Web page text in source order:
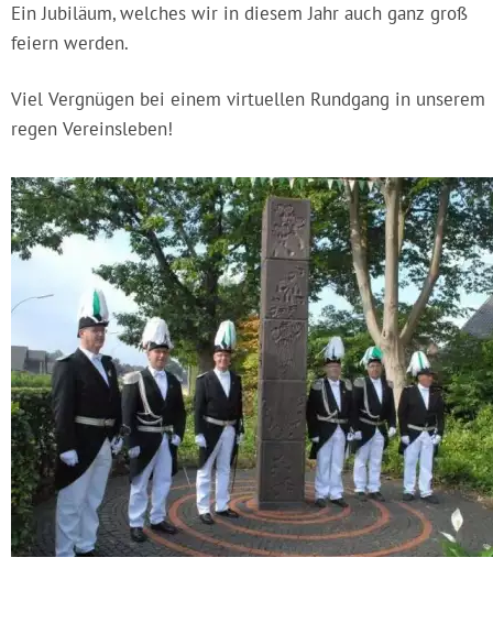
Ein Jubiläum, welches wir in diesem Jahr auch ganz groß
feiern werden.
Viel Vergnügen bei einem virtuellen Rundgang in unserem
regen Vereinsleben!